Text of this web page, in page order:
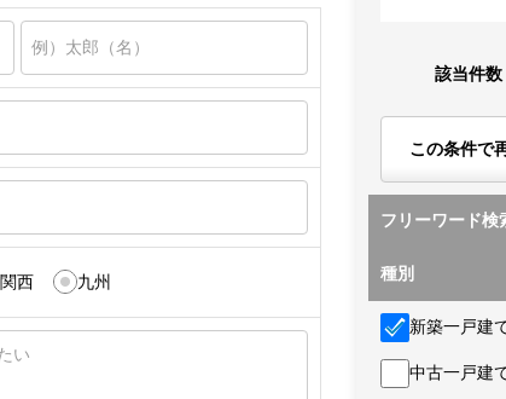
関西 九州
該当件数
この条件で
フリーワード検
種別
新築一戸建
中古一戸建